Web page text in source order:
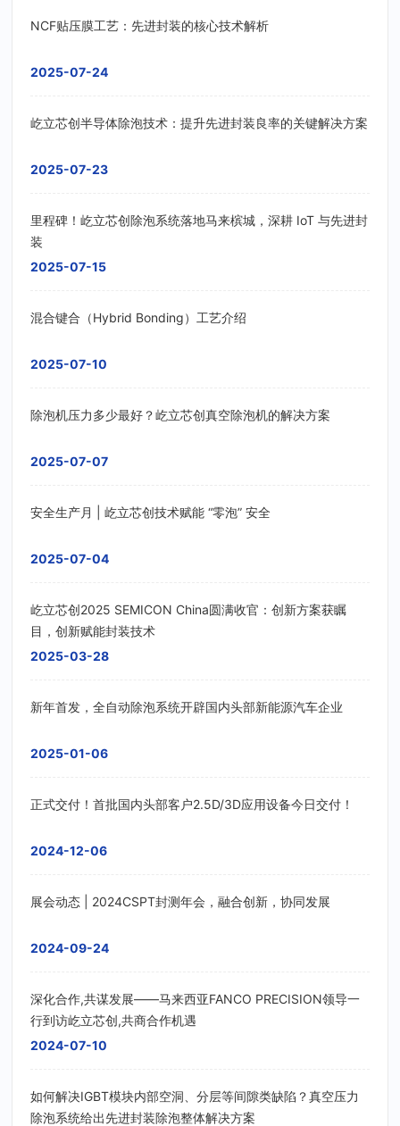
NCF贴压膜工艺：先进封装的核心技术解析
2025-07-24
屹立芯创半导体除泡技术：提升先进封装良率的关键解决方案
2025-07-23
里程碑！屹立芯创除泡系统落地马来槟城，深耕 IoT 与先进封
装
2025-07-15
混合键合（Hybrid Bonding）工艺介绍
2025-07-10
除泡机压力多少最好？屹立芯创真空除泡机的解决方案
2025-07-07
安全生产月 | 屹立芯创技术赋能 “零泡” 安全
2025-07-04
屹立芯创2025 SEMICON China圆满收官：创新方案获瞩
目，创新赋能封装技术
2025-03-28
新年首发，全自动除泡系统开辟国内头部新能源汽车企业
2025-01-06
正式交付！首批国内头部客户2.5D/3D应用设备今日交付！
2024-12-06
展会动态 | 2024CSPT封测年会，融合创新，协同发展
2024-09-24
深化合作,共谋发展——马来西亚FANCO PRECISION领导一
行到访屹立芯创,共商合作机遇
2024-07-10
如何解决IGBT模块内部空洞、分层等间隙类缺陷？真空压力
除泡系统给出先进封装除泡整体解决方案